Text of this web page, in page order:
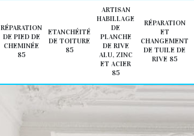
RÉPARATION
DE PIED DE
CHEMINÉE
85
ETANCHÉITÉ
DE TOITURE
85
ARTISAN
HABILLAGE
DE
PLANCHE
DE RIVE
ALU, ZINC
ET ACIER
85
RÉPARATION
ET
CHANGEMENT
DE TUILE DE
RIVE 85